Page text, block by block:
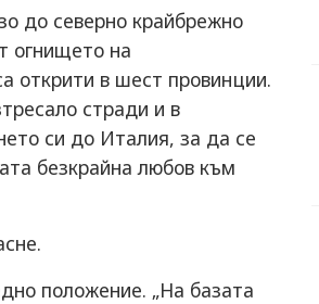
до северно крайбрежно
огнището на
открити в шест провинции.
стради и в
си до Италия, за да се
безкрайна любов към
положение. „На базата